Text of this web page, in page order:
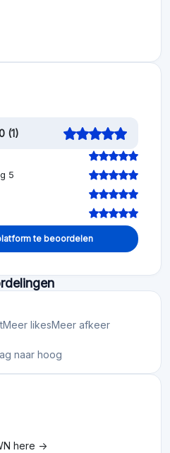
(1)
5
te beoordelen
Meer likesMeer afkeer
naar hoog
here ->